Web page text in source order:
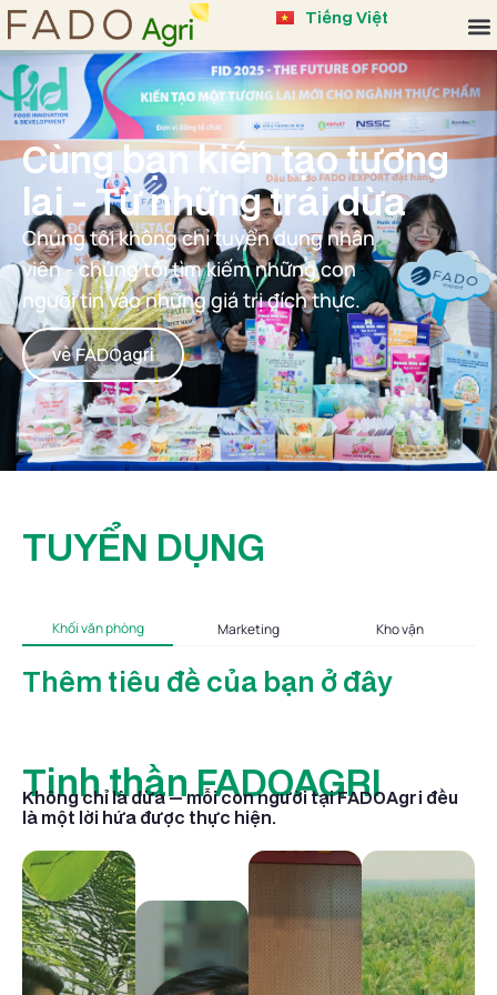
Tiếng Việt
English
Cùng bạn kiến tạo tương
lai - Từ những trái dừa
Chúng tôi không chỉ tuyển dụng nhân
viên - chúng tôi tìm kiếm những con
người tin vào những giá trị đích thực.
về FADOagri
TUYỂN DỤNG
Khối văn phòng Marketing Kho vận
Thêm tiêu đề của bạn ở đây
Tinh thần FADOAGRI
Không chỉ là dừa — mỗi con người tại FADOAgri đều
là một lời hứa được thực hiện.
Phản
hồi
toàn
cầu
Mỗi trái dừa
nhân
tài
FADOAgri
Văn hóa
tử tế
Sự tử tế không